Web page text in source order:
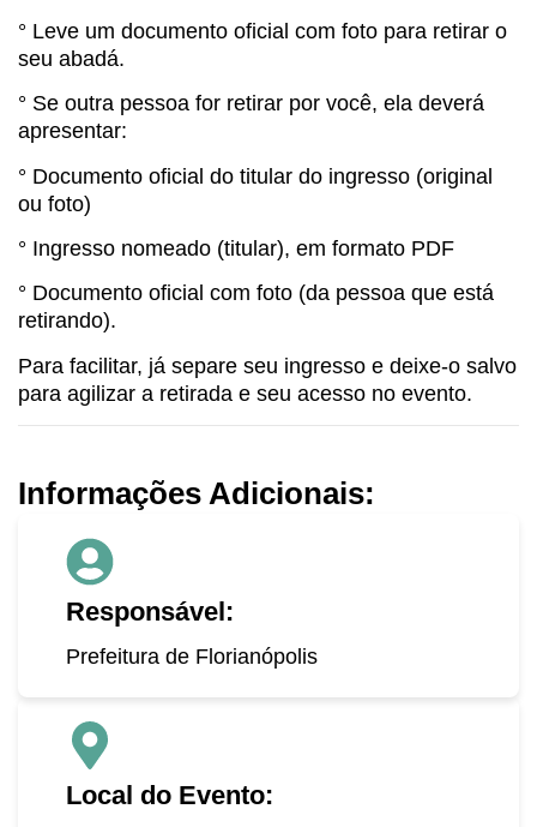
° Leve um documento oficial com foto para retirar o
seu abadá.
° Se outra pessoa for retirar por você, ela deverá
apresentar:
° Documento oficial do titular do ingresso (original
ou foto)
° Ingresso nomeado (titular), em formato PDF
° Documento oficial com foto (da pessoa que está
retirando).
Para facilitar, já separe seu ingresso e deixe-o salvo
para agilizar a retirada e seu acesso no evento.
Informações Adicionais:
Responsável:
Prefeitura de Florianópolis
Local do Evento: